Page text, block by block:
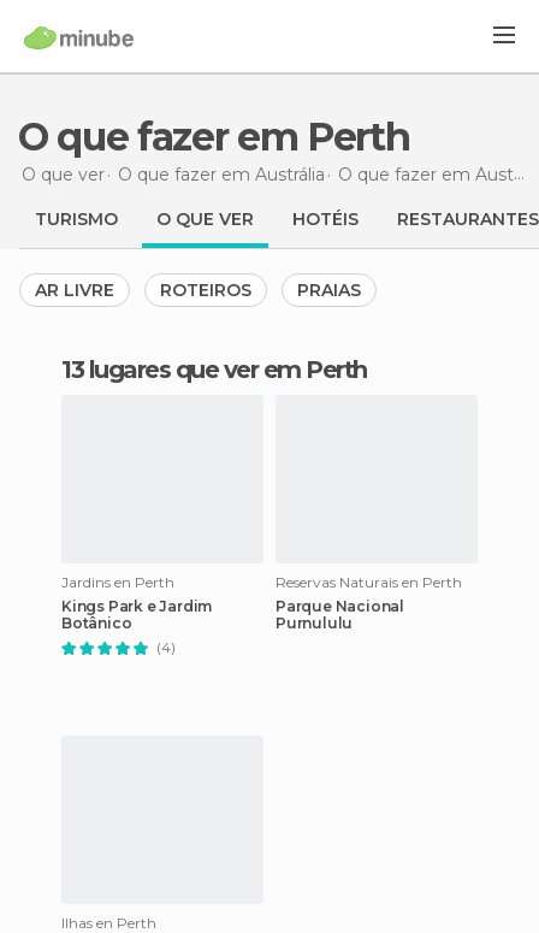
O que fazer em Perth
O que ver O que fazer em Austrália O que fazer em Austrália Ocidental
TURISMO O QUE VER HOTÉIS RESTAURANTES
AR LIVRE ROTEIROS PRAIAS
13 lugares que ver em Perth
Jardins en Perth
Kings Park e Jardim
Botânico
(4)
Reservas Naturais en Perth
Parque Nacional
Purnululu
Ilhas en Perth